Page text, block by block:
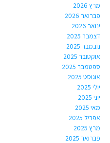
מרץ 2026
פברואר 2026
ינואר 2026
דצמבר 2025
נובמבר 2025
אוקטובר 2025
ספטמבר 2025
אוגוסט 2025
יולי 2025
יוני 2025
מאי 2025
אפריל 2025
מרץ 2025
פברואר 2025